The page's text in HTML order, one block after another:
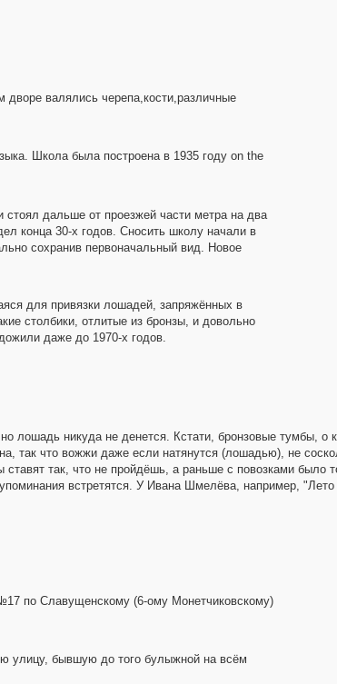
валялись черепа,кости,различные
Школа была построена в 1935 году on the
дальше от проезжей части метра на два
конца 30-х годов. Сносить школу начали в
сохранив первоначальный вид. Новое
для привязки лошадей, запряжённых в
столбики, отлитые из бронзы, и довольно
даже до 1970-х годов.
лошадь никуда не денется. Кстати, бронзовые тумбы, о
так что вожжи даже если натянутся (лошадью), не
так, что не пройдёшь, а раньше с повозками было
встретятся. У Ивана Шмелёва, например, "Лето
по Славущенскому (6-ому Монетчиковскому)
улицу, бывшую до того булыжной на всём